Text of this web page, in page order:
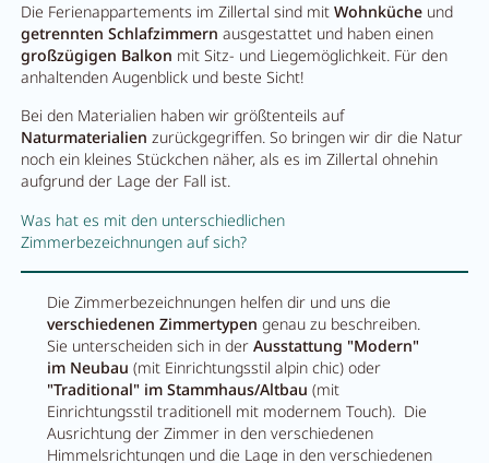
Die Ferienappartements im Zillertal sind mit Wohnkücheund
getrennten Schlafzimmern ausgestattet und haben einen
großzügigen Balkon mit Sitz- und Liegemöglichkeit. Für den
anhaltenden Augenblick und beste Sicht!
Bei den Materialien haben wir größtenteils auf
Naturmaterialien zurückgegriffen. So bringen wir dir die Natur
noch ein kleines Stückchen näher, als es im Zillertal ohnehin
aufgrund der Lage der Fall ist.
Was hat es mit den unterschiedlichen
Zimmerbezeichnungen auf sich?
Die Zimmerbezeichnungen helfen dir und uns die
verschiedenen Zimmertypen genau zu beschreiben.
Sie unterscheiden sich in derAusstattung "Modern"
im Neubau (mit Einrichtungsstil alpin chic) oder
"Traditional" im Stammhaus/Altbau (mit
Einrichtungsstil traditionell mit modernem Touch). Die
Ausrichtung der Zimmer in den verschiedenen
Himmelsrichtungen und die Lage in den verschiedenen